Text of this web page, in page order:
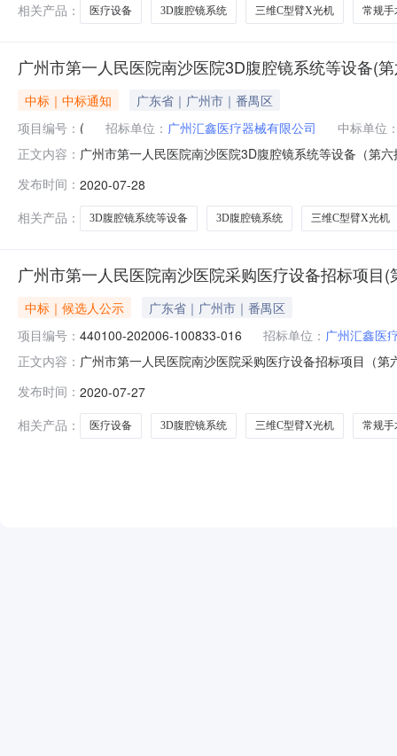
相关产品：
医疗设备 3D腹腔镜系统 三维C型臂X光机 常规手
广州市第一人民医院南沙医院3D腹腔镜系统等设备(
中标｜中标通知
广东省｜广州市｜番禺区
项目编号： ( 招标单位： 广州汇鑫医疗器械有限公司
中标单位
正文内容： 广州市第一人民医院南沙医院3D腹腔镜系统等设备（第
和腔镜手术器械三、中标（成交）信息1：供应商名称江
发布时间： 2020-07-28
相关产品：
3D腹腔镜系统等设备 3D腹腔镜系统 三维C型臂X光机
广州市第一人民医院南沙医院采购医疗设备招标项
中标｜候选人公示
广东省｜广州市｜番禺区
项目编号： 440100-202006-100833-016 招标单位： 广州汇鑫医
正文内容： 广州市第一人民医院南沙医院采购医疗设备招标项目（
额：8,964,800.00元代理机构：国义招标股份有限公司
发布时间： 2020-07-27
相关产品：
医疗设备 3D腹腔镜系统 三维C型臂X光机 常规手